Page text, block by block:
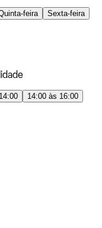
feira
Sexta-feira
14:00 às 16:00